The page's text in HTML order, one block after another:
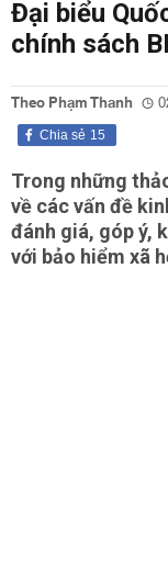
Đại biểu
chính sách
Theo Phạm Thanh
15
Chia sẻ
Trong những
về các vấn đề
đánh giá, góp ý,
với bảo hiểm xã